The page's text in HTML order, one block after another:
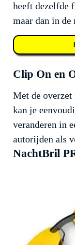
heeft dezelfde
maar dan in
Clip On en
Met de
kan je
veranderen in
autorijden als
NachtBril